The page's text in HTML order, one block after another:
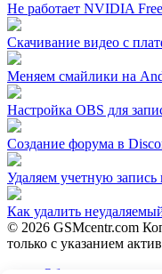
Не работает NVIDIA
Скачивание видео с
Меняем смайлики на
Настройка OBS для
Создание форума в
Удаляем учетную
Как удалить
© 2026 GSMcentr.com
только с указанием